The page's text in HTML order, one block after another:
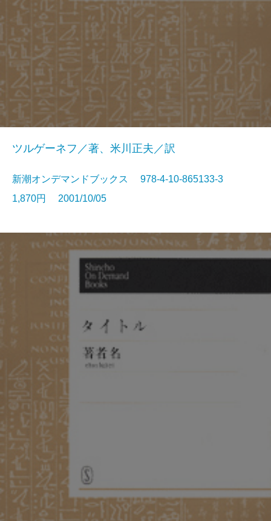
ツルゲーネフ／著、米川正夫／訳
新潮オンデマンドブックス 978-4-10-865133-3
1,870円 2001/10/05